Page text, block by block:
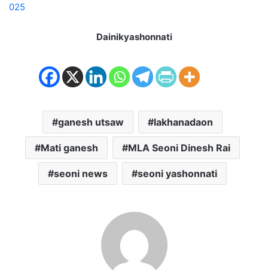
025
Dainikyashonnati
ganesh utsaw lakhanadaon
Mati ganesh MLA Seoni Dinesh Rai
seoni news seoni yashonnati